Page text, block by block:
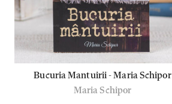
Bucuria Mantuirii - Maria Schipor
Maria Schipor